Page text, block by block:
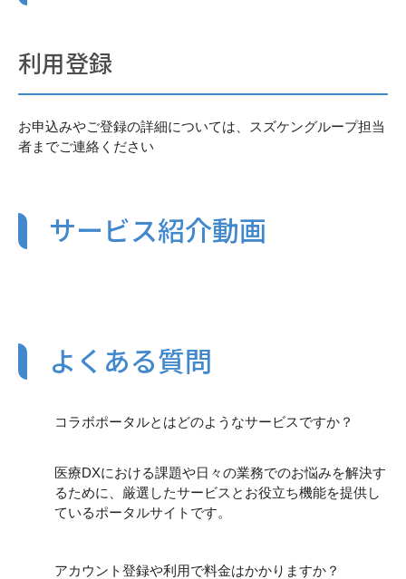
利用登録
お申込みやご登録の詳細については、スズケングループ担当
者までご連絡ください
サービス紹介動画
よくある質問
コラボポータルとはどのようなサービスですか？
医療DXにおける課題や日々の業務でのお悩みを解決す
るために、厳選したサービスとお役立ち機能を提供し
ているポータルサイトです。
アカウント登録や利用で料金はかかりますか？